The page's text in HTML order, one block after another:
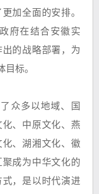
加全面的安排。
府在结合安徽实
的战略部署，为
标。
众多以地域、国
、中原文化、燕
、湖湘文化、徽
成为中华文化的
，是以时代演进